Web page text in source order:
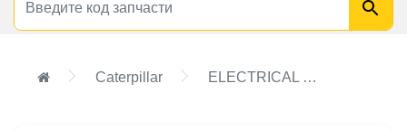
Caterpillar ELECTRICAL GROUP - AUX SERVICE (3 SECTION BOOM)